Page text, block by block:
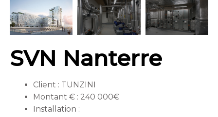
SVN Nanterre
Client : TUNZINI
Montant € : 240 000€
Installation :